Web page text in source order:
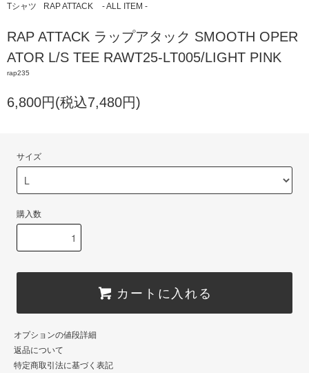
Tシャツ RAP ATTACK - ALL ITEM -
RAP ATTACK ラップアタック SMOOTH OPER
ATOR L/S TEE RAWT25-LT005/LIGHT PINK
rap235
6,800円(税込7,480円)
サイズ
購入数
カートに入れる
オプションの値段詳細
返品について
特定商取引法に基づく表記